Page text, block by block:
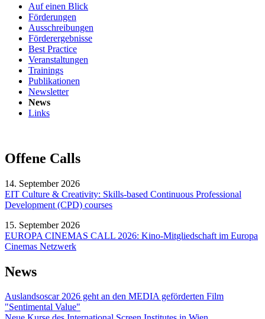
Auf einen Blick
Förderungen
Ausschreibungen
Förderergebnisse
Best Practice
Veranstaltungen
Trainings
Publikationen
Newsletter
News
Links
Offene Calls
14. September 2026
EIT Culture & Creativity: Skills-based Continuous Professional
Development (CPD) courses
15. September 2026
EUROPA CINEMAS CALL 2026: Kino-Mitgliedschaft im Europa
Cinemas Netzwerk
News
Auslandsoscar 2026 geht an den MEDIA geförderten Film
"Sentimental Value"